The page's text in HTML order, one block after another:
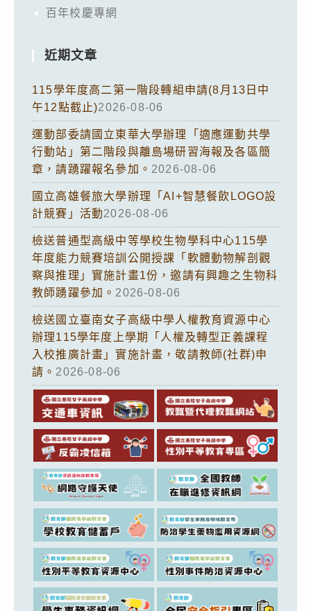
百年校慶專網
近期文章
115學年度高二第一階段轉組申請(8月13日中
午12點截止)2026-08-06
運動部委請國立東華大學辦理「適應運動共學
行動站」第二階段與離島場研習海報及各區簡
章，請踴躍報名參加。 2026-08-06
國立高雄餐旅大學辦理「AI+智慧餐飲LOGO設
計競賽」活動2026-08-06
檢送普通型高級中等學校生物學科中心115學
年度能力競賽培訓公開授課「軟體動物解剖觀
察與推理」實施計畫1份，邀請有興趣之生物科
教師踴躍參加。 2026-08-06
檢送國立臺南女子高級中學人權教育資源中心
辦理115學年度上學期「人權及轉型正義課程
入校推廣計畫」實施計畫，敬請教師(社群)申
請。 2026-08-06